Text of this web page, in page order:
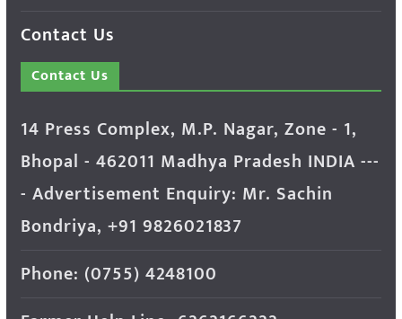
Contact Us
Contact Us
14 Press Complex, M.P. Nagar, Zone - 1,
Bhopal - 462011 Madhya Pradesh INDIA ---
- Advertisement Enquiry: Mr. Sachin
Bondriya, +91 9826021837
Phone: (0755) 4248100